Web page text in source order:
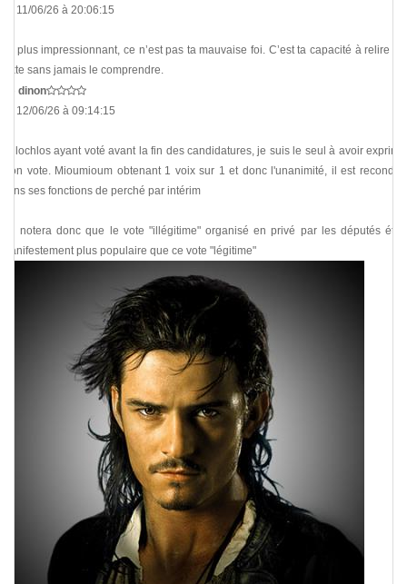
Le 11/06/26 à 20:06:15
Le plus impressionnant, ce n’est pas ta mauvaise foi. C’est ta capacité à relire un
texte sans jamais le comprendre.
dinon
Le 12/06/26 à 09:14:15
Chlochlos ayant voté avant la fin des candidatures, je suis le seul à avoir exprimé
mon vote. Mioumioum obtenant 1 voix sur 1 et donc l'unanimité, il est reconduit
dans ses fonctions de perché par intérim
On notera donc que le vote "illégitime" organisé en privé par les députés était
manifestement plus populaire que ce vote "légitime"